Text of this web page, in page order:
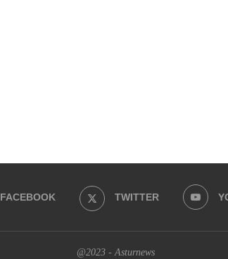
FACEBOOK TWITTER
@2023 - Asturnews